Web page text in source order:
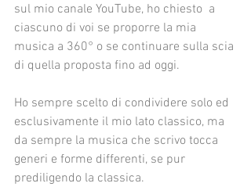
sul mio canale YouTube, ho chiesto  a
ciascuno di voi se proporre la mia
musica a 360° o se continuare sulla scia
di quella proposta fino ad oggi.
Ho sempre scelto di condividere solo ed
esclusivamente il mio lato classico, ma
da sempre la musica che scrivo tocca
generi e forme differenti, se pur
prediligendo la classica.